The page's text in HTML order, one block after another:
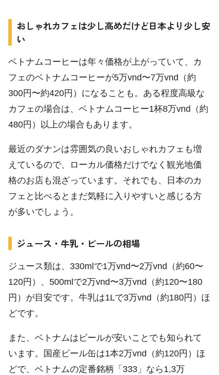
おしゃれカフェは少し高めだけど日本より少し安
い
ベトナムコーヒーは年々価格が上がっていて、カ
フェのベトナムコーヒーが5万vnd〜7万vnd（約
300円〜約420円）になることも。ある程度高級な
カフェの場合は、ベトナムコーヒー1杯8万vnd（約
480円）以上の場合もあります。
最近のダナンは雰囲気の良いおしゃれカフェも増
えているので、ローカル価格だけでなく観光地価
格のお店も混ざっています。それでも、日本のカ
フェと比べるとまだ気軽に入りやすいと感じる方
が多いでしょう。
ジュース・牛乳・ビールの相場
ジュース類は、330mlで1万vnd〜2万vnd（約60〜
120円）、500mlで2万vnd〜3万vnd（約120〜180
円）が目安です。牛乳は1Lで3万vnd（約180円）ほ
どです。
また、ベトナムはビールが安いことでも知られて
います。国産ビール缶は1本2万vnd（約120円）ほ
どで、ベトナムの定番銘柄「333」なら1,3万